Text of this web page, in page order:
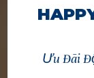
Ưu Đãi